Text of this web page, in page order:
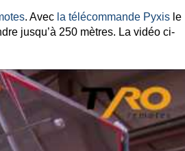
. Avec la télécommande Pyxisle
jusqu’à 250 mètres. La vidéo ci-